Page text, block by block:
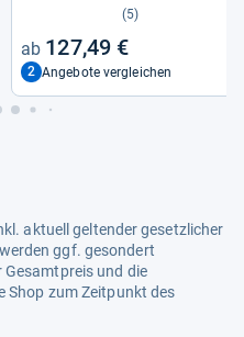
(5)
127,49 €
2 Angebote vergleichen
aktuell geltender gesetzlicher
ggf. gesondert
Gesamtpreis und die
Shop zum Zeitpunkt des